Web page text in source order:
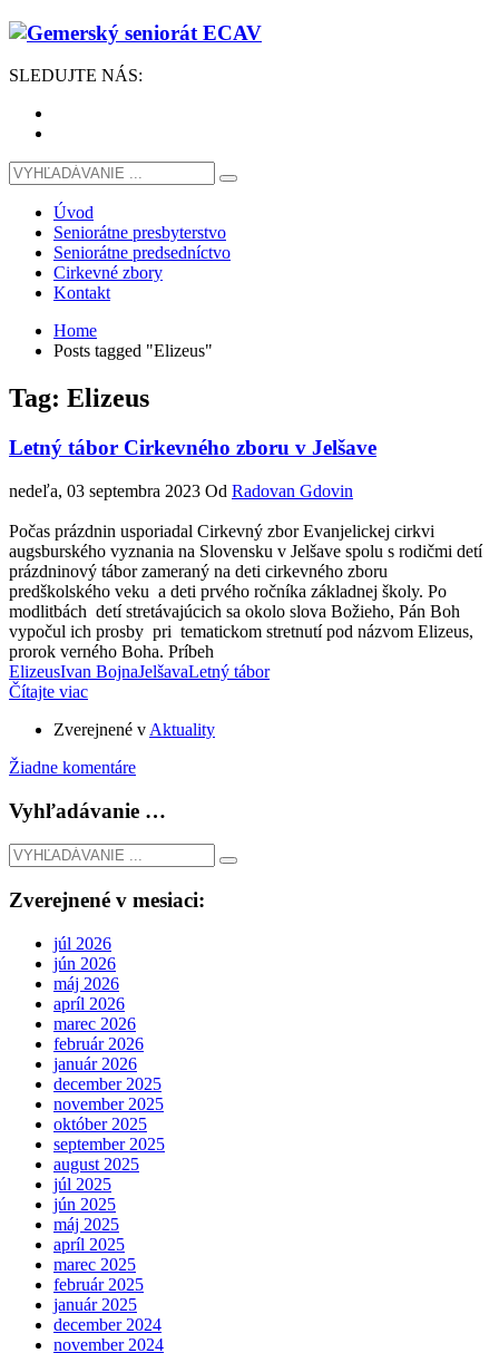
SLEDUJTE NÁS:
Úvod
Seniorátne presbyterstvo
Seniorátne predsedníctvo
Cirkevné zbory
Kontakt
Home
Posts tagged "Elizeus"
Tag: Elizeus
Letný tábor Cirkevného zboru v Jelšave
nedeľa, 03 septembra 2023 Od Radovan Gdovin
Počas prázdnin usporiadal Cirkevný zbor Evanjelickej cirkvi
augsburského vyznania na Slovensku v Jelšave spolu s rodičmi detí
prázdninový tábor zameraný na deti cirkevného zboru
predškolského veku a deti prvého ročníka základnej školy. Po
modlitbách detí stretávajúcich sa okolo slova Božieho, Pán Boh
vypočul ich prosby pri tematickom stretnutí pod názvom Elizeus,
prorok verného Boha. Príbeh
ElizeusIvan BojnaJelšavaLetný tábor
Čítajte viac
Zverejnené v Aktuality
Žiadne komentáre
Vyhľadávanie …
Zverejnené v mesiaci:
júl 2026
jún 2026
máj 2026
apríl 2026
marec 2026
február 2026
január 2026
december 2025
november 2025
október 2025
september 2025
august 2025
júl 2025
jún 2025
máj 2025
apríl 2025
marec 2025
február 2025
január 2025
december 2024
november 2024